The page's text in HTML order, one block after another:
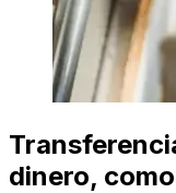
dinero,